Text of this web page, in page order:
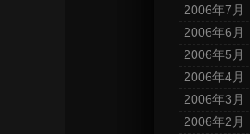
2006年7月
2006年6月
2006年5月
2006年4月
2006年3月
2006年2月